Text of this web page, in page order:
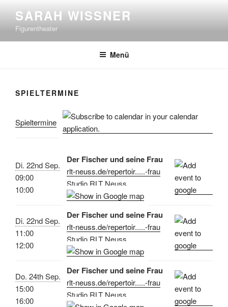
Inhalt
springen
SARAH WISSNER
Figurentheater
Menü
SPIELTERMINE
Spieltermine
Di. 22nd Sep.
09:00
10:00
Der Fischer und seine Frau
rlt-neuss.de/repertoir.....-frau
Studio RLT Neuss
Di. 22nd Sep.
11:00
12:00
Der Fischer und seine Frau
rlt-neuss.de/repertoir.....-frau
Studio RLT Neuss
Do. 24th Sep.
15:00
16:00
Der Fischer und seine Frau
rlt-neuss.de/repertoir.....-frau
Studio RLT Neuss